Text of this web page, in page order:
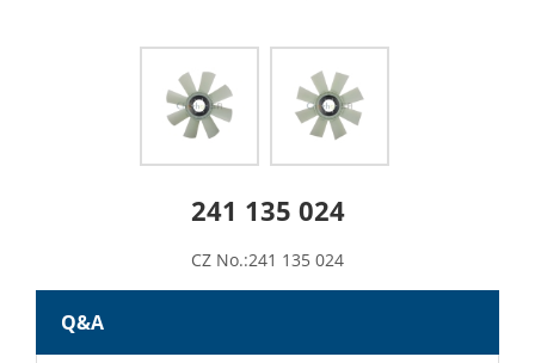
241 135 024
CZ No.:241 135 024
Q&A